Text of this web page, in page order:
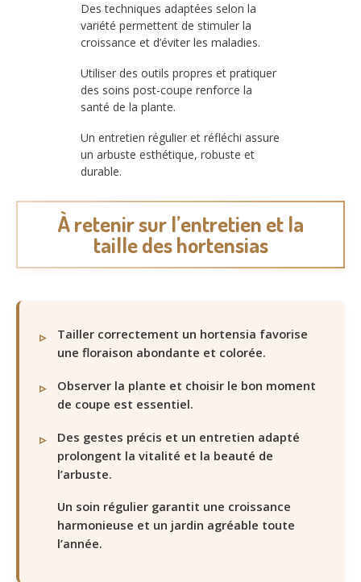
Des techniques adaptées selon la
variété permettent de stimuler la
croissance et d’éviter les maladies.
Utiliser des outils propres et pratiquer
des soins post-coupe renforce la
santé de la plante.
Un entretien régulier et réfléchi assure
un arbuste esthétique, robuste et
durable.
À retenir sur l’entretien et la
taille des hortensias
Tailler correctement un hortensia favorise
une floraison abondante et colorée.
Observer la plante et choisir le bon moment
de coupe est essentiel.
Des gestes précis et un entretien adapté
prolongent la vitalité et la beauté de
l’arbuste.
Un soin régulier garantit une croissance
harmonieuse et un jardin agréable toute
l’année.